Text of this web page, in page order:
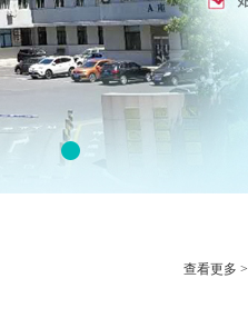
查看更多 >